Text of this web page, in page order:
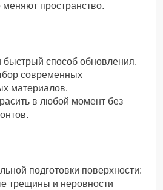
пространство.
способ обновления.
современных
материалов.
в любой момент без
подготовки поверхности:
трещины и неровности